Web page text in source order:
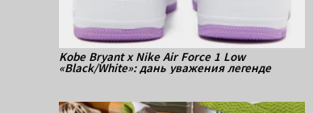
Kobe Bryant x Nike Air Force 1 Low
«Black/White»: дань уважения легенде